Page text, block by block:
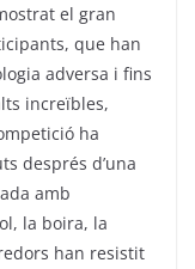
el gran
que han
adversa i fins
increïbles,
ha
després d’una
amb
la boira, la
han resistit